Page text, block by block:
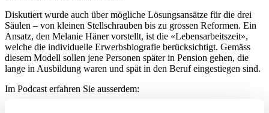
Diskutiert wurde auch über mögliche Lösungsansätze für die drei
Säulen – von kleinen Stellschrauben bis zu grossen Reformen. Ein
Ansatz, den Melanie Häner vorstellt, ist die «Lebensarbeitszeit»,
welche die individuelle Erwerbsbiografie berücksichtigt. Gemäss
diesem Modell sollen jene Personen später in Pension gehen, die
lange in Ausbildung waren und spät in den Beruf eingestiegen sind.
Im Podcast erfahren Sie ausserdem: